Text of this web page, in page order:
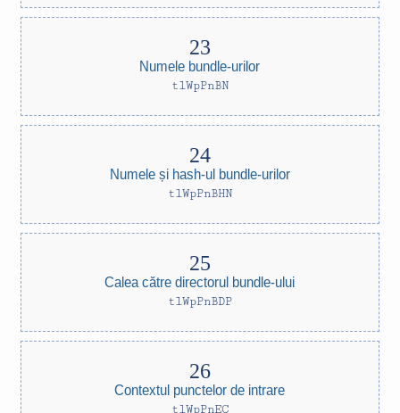
Numele bundle-urilor
tlWpPnBN
Numele și hash-ul bundle-urilor
tlWpPnBHN
Calea către directorul bundle-ului
tlWpPnBDP
Contextul punctelor de intrare
tlWpPnEC